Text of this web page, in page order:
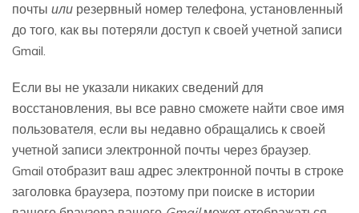
почты или резервный номер телефона, установленный
до того, как вы потеряли доступ к своей учетной записи
Gmail.
Если вы не указали никаких сведений для
восстановления, вы все равно сможете найти свое имя
пользователя, если вы недавно обращались к своей
учетной записи электронной почты через браузер.
Gmail отобразит ваш адрес электронной почты в строке
заголовка браузера, поэтому при поиске в истории